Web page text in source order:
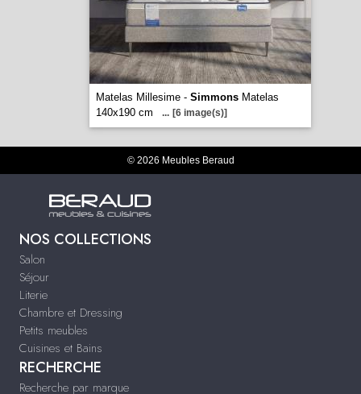
Matelas Millesime - SimmonsMatelas
140x190 cm
... [6 image(s)]
© 2026 Meubles Beraud
NOS COLLECTIONS
Salon
Séjour
Literie
Chambre et Dressing
Petits meubles
Cuisines et Bains
RECHERCHE
Recherche par marque